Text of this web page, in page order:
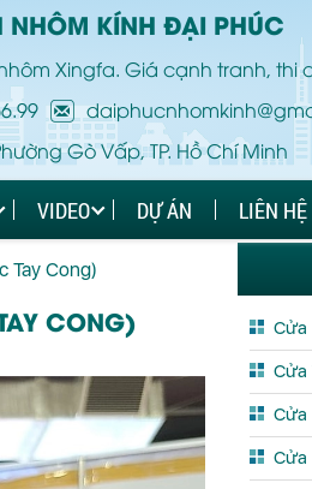
NHÔM KÍNH ĐẠI PHÚC
Xingfa. Giá cạnh tranh, thi
Gò Vấp, TP. Hồ Chí Minh
VIDEO DỰ ÁN LIÊN HỆ
Tay Cong)
CONG)
Cửa
Cửa
Cửa
Cửa